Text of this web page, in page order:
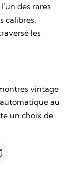
des rares
calibres.
les
vintage
au
un choix de